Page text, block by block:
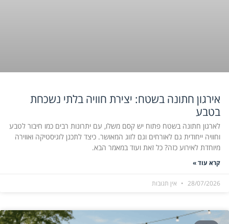
אירגון חתונה בשטח: יצירת חוויה בלתי נשכחת
בטבע
לארגון חתונה בשטח פתוח יש קסם משלו, עם יתרונות רבים כמו חיבור לטבע
וחוויה ייחודית גם לאורחים וגם לזוג המאושר. כיצד לתכנן לוגיסטיקה ואווירה
מיוחדת לאירוע כזה? כל זאת ועוד במאמר הבא.
קרא עוד »
28/07/2026 אין תגובות